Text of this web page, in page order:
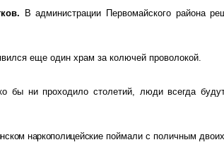
В администрации Первомайского района
еще один храм за колючей проволокой.
бы ни проходило столетий, люди всегда
наркополицейские поймали с поличным дво